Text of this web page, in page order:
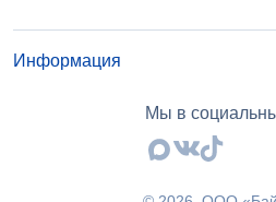
Информация
Мы в